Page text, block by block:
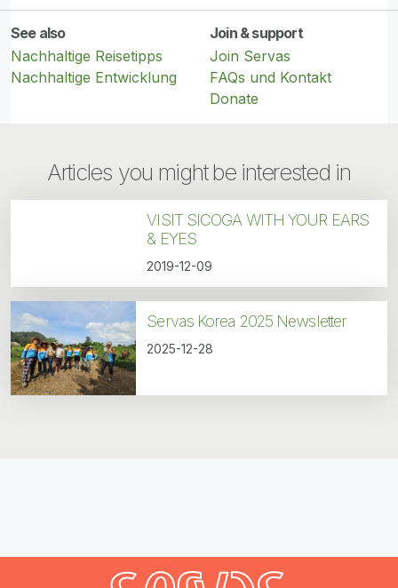
See also
Nachhaltige Reisetipps
Nachhaltige Entwicklung
Join & support
Join Servas
FAQs und Kontakt
Donate
Articles you might be interested in
VISIT SICOGA WITH YOUR EARS
& EYES
2019-12-09
Servas Korea 2025 Newsletter
2025-12-28